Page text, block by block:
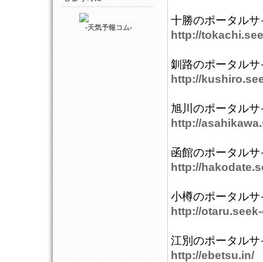
十勝のポータル
http://
釧路のポータル
http://
旭川のポータル
http://
函館のポータル
http://
小樽のポータル
http://
江別のポータル
http://ebetsu.in/
-天気予報コム-